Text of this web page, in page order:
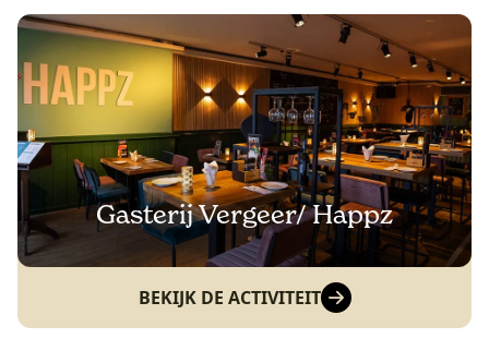
Gasterij Vergeer/ Happz
BEKIJK DE ACTIVITEIT